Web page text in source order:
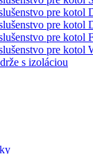
pre
pre kotol
pre kotol
pre
s izoláciou